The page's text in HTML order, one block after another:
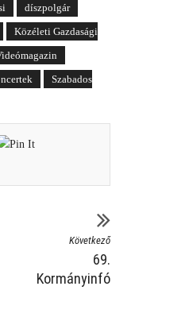
díszpolgár
Közéleti Gazdasági
Szabados
Következő
69.
Kormányinfó